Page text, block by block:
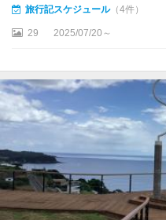
旅行記スケジュール（4件）
29 2025/07/20～